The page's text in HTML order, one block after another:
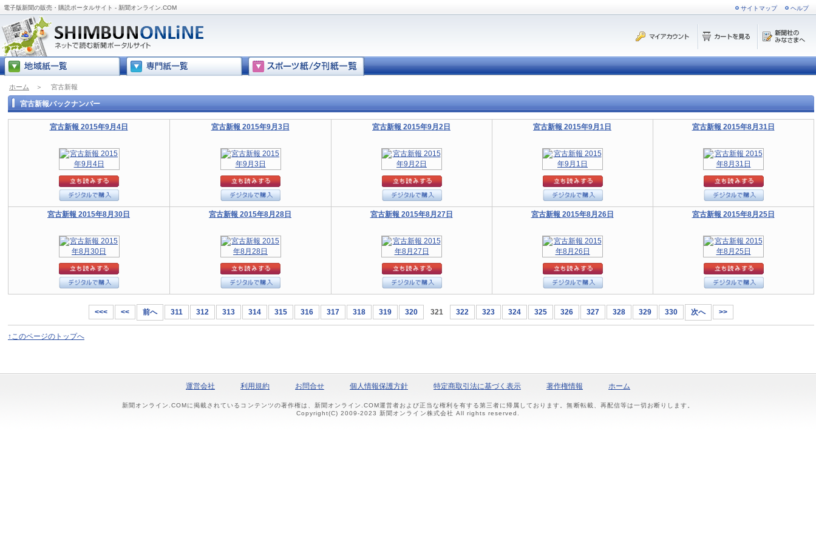
電子版新聞の販売・購読ポータルサイト - 新聞オンライン.COM サイトマップ ヘルプ
ホーム ＞ 宮古新報
宮古新報バックナンバー
宮古新報 2015年9月4日 宮古新報 2015年9月3日 宮古新報 2015年9月2日 宮古新報 2015年9月1日 宮古新報 2015年8月31日
宮古新報 2015年8月30日 宮古新報 2015年8月28日 宮古新報 2015年8月27日 宮古新報 2015年8月26日 宮古新報 2015年8月25日
<<< << 前へ 311 312 313 314 315 316 317 318 319 320 321 322 323 324 325 326 327 328 329 330 次へ >>
↑このページのトップへ
運営会社 利用規約 お問合せ 個人情報保護方針 特定商取引法に基づく表示 著作権情報 ホーム
新聞オンライン.COMに掲載されているコンテンツの著作権は、新聞オンライン.COM運営者および正当な権利を有する第三者に帰属しております。無断転載、再配信等は一切お断りします。
Copyright(C) 2009-2023 新聞オンライン株式会社 All rights reserved.